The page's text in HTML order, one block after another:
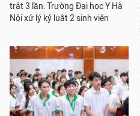
trật 3 lần: Trường Đại học Y Hà
Nội xử lý kỷ luật 2 sinh viên